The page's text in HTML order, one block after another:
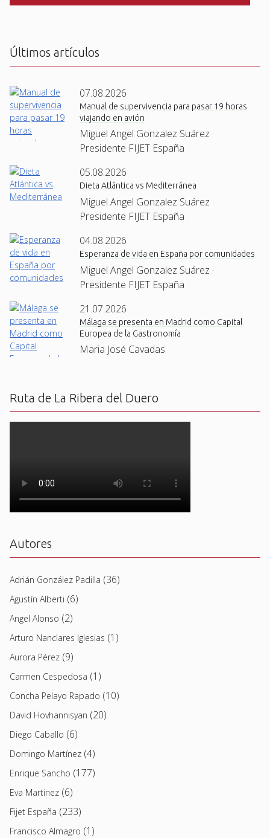
C
Últimos artículos
07.08.2026
Manual de supervivencia para pasar 19 horas
viajando en avión
Miguel Angel Gonzalez Suárez ·
Presidente FIJET España
05.08.2026
Dieta Atlántica vs Mediterránea
Miguel Angel Gonzalez Suárez ·
Presidente FIJET España
04.08.2026
Esperanza de vida en España por comunidades
Miguel Angel Gonzalez Suárez ·
Presidente FIJET España
21.07.2026
Málaga se presenta en Madrid como Capital
Europea de la Gastronomía
Maria José Cavadas
Ruta de La Ribera del Duero
Autores
Adrián González Padilla (36)
Agustín Alberti (6)
Angel Alonso (2)
Arturo Nanclares Iglesias (1)
Aurora Pérez (9)
Carmen Cespedosa (1)
Concha Pelayo Rapado (10)
David Hovhannisyan (20)
Diego Caballo (6)
Domingo Martínez (4)
Enrique Sancho (177)
Eva Martinez (6)
Fijet España (233)
Francisco Almagro (1)